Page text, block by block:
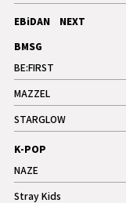
記事
EBiDAN NEXT
BMSG
BE:FIRST
記事
ギャラリー
MAZZEL
記事
ギャラリー
STARGLOW
記事
K-POP
NAZE
記事
Stray Kids